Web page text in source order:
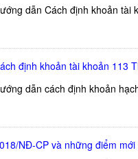
dẫn Cách định khoản tài
định khoản tài khoản 113
dẫn cách định khoản
NĐ-CP và những điểm mới